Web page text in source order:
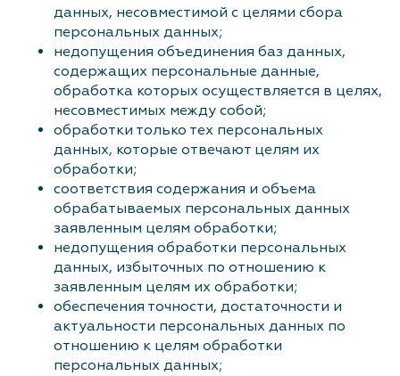
данных, несовместимой с целями сбора
персональных данных;
недопущения объединения баз данных,
содержащих персональные данные,
обработка которых осуществляется в целях,
несовместимых между собой;
обработки только тех персональных
данных, которые отвечают целям их
обработки;
соответствия содержания и объема
обрабатываемых персональных данных
заявленным целям обработки;
недопущения обработки персональных
данных, избыточных по отношению к
заявленным целям их обработки;
обеспечения точности, достаточности и
актуальности персональных данных по
отношению к целям обработки
персональных данных;